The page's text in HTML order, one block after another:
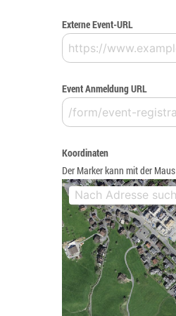
Externe Event-URL
Event Anmeldung URL
Koordinaten
Der Marker kann mit der